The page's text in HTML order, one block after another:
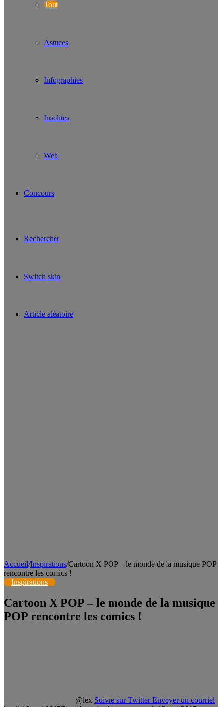
Tout
Astuces
Infographies
Insolites
Web
Concours
Rechercher
Switch skin
Article aléatoire
Accueil/Inspirations/Cartoon X POP – le monde de la musique POP
rencontre les comics !
Inspirations
Cartoon X POP – le monde de la musique
POP rencontre les comics !
@lex Suivre sur Twitter Envoyer un courriel